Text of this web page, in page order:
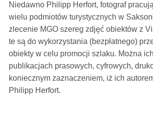
Niedawno Philipp Herfort, fotograf
wielu podmiotów turystycznych w
zlecenie MGO szereg zdjęć obiektów z
te są do wykorzystania (bezpłatnego)
obiekty w celu promocji szlaku. Można
publikacjach prasowych, cyfrowych,
koniecznym zaznaczeniem, iż ich
Philipp Herfort.